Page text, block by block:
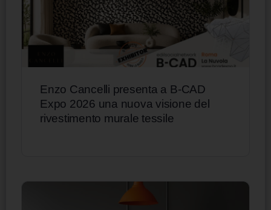
Enzo Cancelli presenta a B-CAD
Expo 2026 una nuova visione del
rivestimento murale tessile